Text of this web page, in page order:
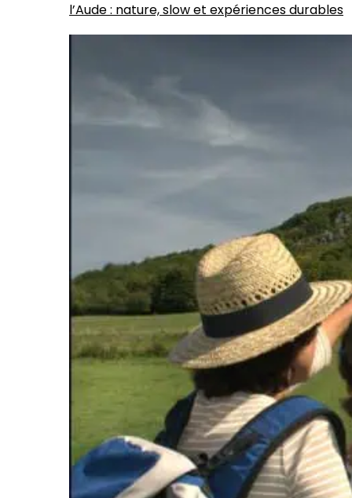
l’Aude : nature, slow et expériences durables